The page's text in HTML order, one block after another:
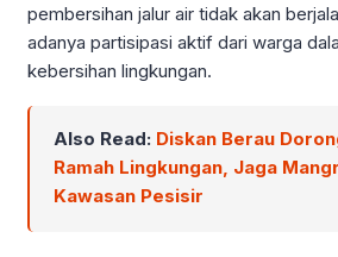
pembersihan jalur air tidak akan
adanya partisipasi aktif dari warga
kebersihan lingkungan.
Also Read: Diskan Berau
Ramah Lingkungan, Jaga
Kawasan Pesisir